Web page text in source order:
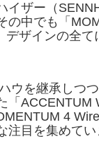
イザー（
の中でも「
ザインの全て
ウを継承しつ
ACCENTUM
4
目を集めてい